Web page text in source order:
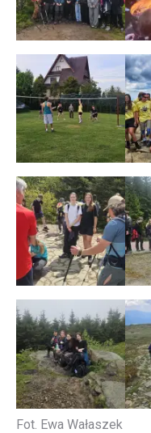
Fot. Ewa Wałaszek